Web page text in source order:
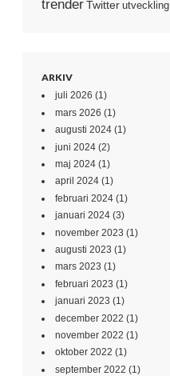
trenderTwitter utveckling
ARKIV
juli 2026 (1)
mars 2026 (1)
augusti 2024 (1)
juni 2024 (2)
maj 2024 (1)
april 2024 (1)
februari 2024 (1)
januari 2024 (3)
november 2023 (1)
augusti 2023 (1)
mars 2023 (1)
februari 2023 (1)
januari 2023 (1)
december 2022 (1)
november 2022 (1)
oktober 2022 (1)
september 2022 (1)